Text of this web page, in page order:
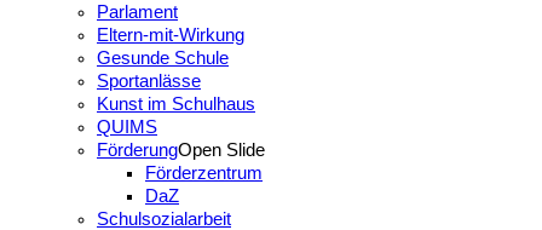
Parlament
Eltern-mit-Wirkung
Gesunde Schule
Sportanlässe
Kunst im Schulhaus
QUIMS
FörderungOpen Slide
Förderzentrum
DaZ
Schulsozialarbeit